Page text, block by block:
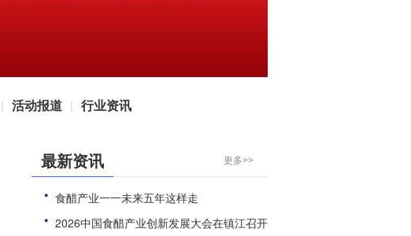
| 活动报道 | 行业资讯
更多>>
最新资讯
食醋产业一一未来五年这样走
2026中国食醋产业创新发展大会在镇江召开